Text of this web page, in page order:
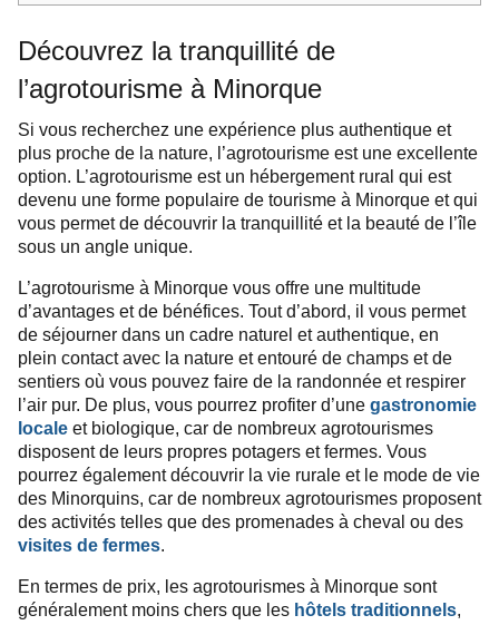
Découvrez la tranquillité de
l’agrotourisme à Minorque
Si vous recherchez une expérience plus authentique et
plus proche de la nature, l’agrotourisme est une excellente
option. L’agrotourisme est un hébergement rural qui est
devenu une forme populaire de tourisme à Minorque et qui
vous permet de découvrir la tranquillité et la beauté de l’île
sous un angle unique.
L’agrotourisme à Minorque vous offre une multitude
d’avantages et de bénéfices. Tout d’abord, il vous permet
de séjourner dans un cadre naturel et authentique, en
plein contact avec la nature et entouré de champs et de
sentiers où vous pouvez faire de la randonnée et respirer
l’air pur. De plus, vous pourrez profiter d’une gastronomie
locale et biologique, car de nombreux agrotourismes
disposent de leurs propres potagers et fermes. Vous
pourrez également découvrir la vie rurale et le mode de vie
des Minorquins, car de nombreux agrotourismes proposent
des activités telles que des promenades à cheval ou des
visites de fermes.
En termes de prix, les agrotourismes à Minorque sont
généralement moins chers que les hôtels traditionnels,